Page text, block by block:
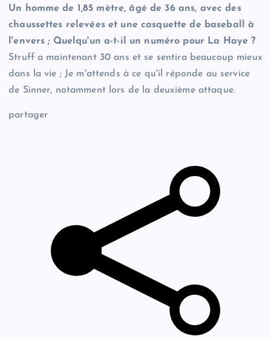
Un homme de 1,85 mètre, âgé de 36 ans, avec des
chaussettes relevées et une casquette de baseball à
l'envers ; Quelqu'un a-t-il un numéro pour La Haye ?
Struff a maintenant 30 ans et se sentira beaucoup mieux
dans la vie ; Je m'attends à ce qu'il réponde au service
de Sinner, notamment lors de la deuxième attaque.
partager